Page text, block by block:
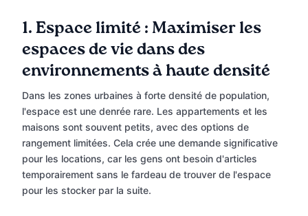
1. Espace limité : Maximiser les
espaces de vie dans des
environnements à haute densité
Dans les zones urbaines à forte densité de population,
l'espace est une denrée rare. Les appartements et les
maisons sont souvent petits, avec des options de
rangement limitées. Cela crée une demande significative
pour les locations, car les gens ont besoin d'articles
temporairement sans le fardeau de trouver de l'espace
pour les stocker par la suite.